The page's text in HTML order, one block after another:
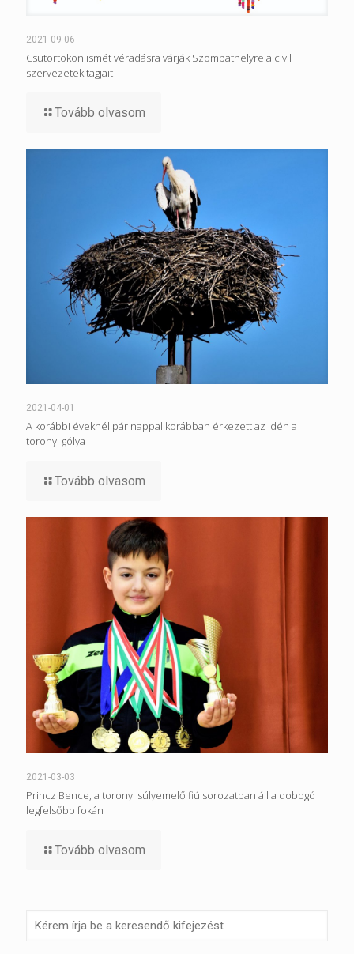
2021-09-06
Csütörtökön ismét véradásra várják Szombathelyre a civil
szervezetek tagjait
Tovább olvasom
2021-04-01
A korábbi éveknél pár nappal korábban érkezett az idén a
toronyi gólya
Tovább olvasom
2021-03-03
Princz Bence, a toronyi súlyemelő fiú sorozatban áll a dobogó
legfelsőbb fokán
Tovább olvasom